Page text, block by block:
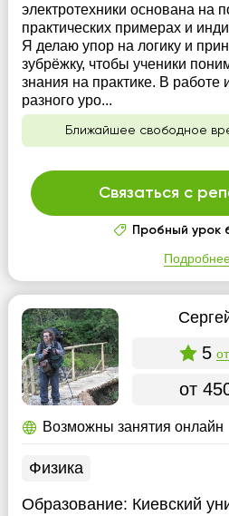
электротехники основана на
практических примерах и
Я делаю упор на логику и
зубрёжку, чтобы ученики
знания на практике. В работе
разного уро...
Ближайшее свободное
Связаться с
Пробный урок
5
от
Возможны занятия онлайн
Физика
Образование: Киевский